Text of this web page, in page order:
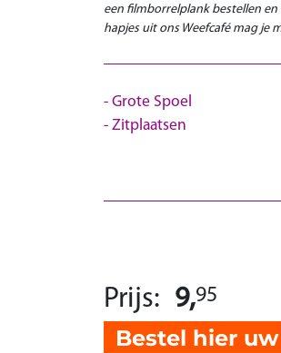
een filmborrelplank bestellen en
hapjes uit ons Weefcafé mag je
Grote Spoel
Zitplaatsen
Prijs: 9,95
Bestel hier